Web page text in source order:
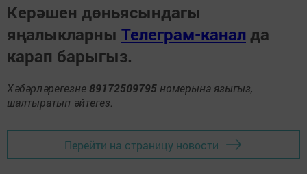
Керәшен дөньясындагы
яңалыкларны Телеграм-канал да
карап барыгыз.
Хәбәрләрегезне 89172509795 номерына языгыз,
шалтыратып әйтегез.
Перейти на страницу новости